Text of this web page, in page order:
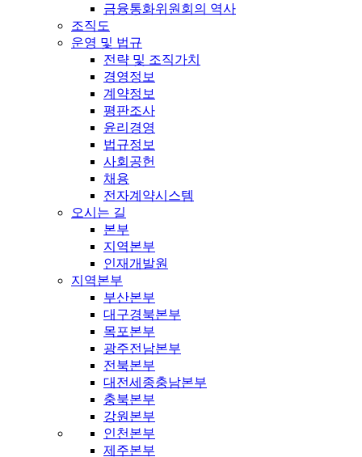
금융통화위원회의 역사
조직도
운영 및 법규
전략 및 조직가치
경영정보
계약정보
평판조사
윤리경영
법규정보
사회공헌
채용
전자계약시스템
오시는 길
본부
지역본부
인재개발원
지역본부
부산본부
대구경북본부
목포본부
광주전남본부
전북본부
대전세종충남본부
충북본부
강원본부
인천본부
제주본부